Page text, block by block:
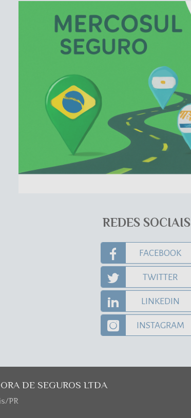
REDES SOCIAIS
FACEBOOK
TWITTER
LINKEDIN
INSTAGRAM
DE SEGUROS LTDA
PR